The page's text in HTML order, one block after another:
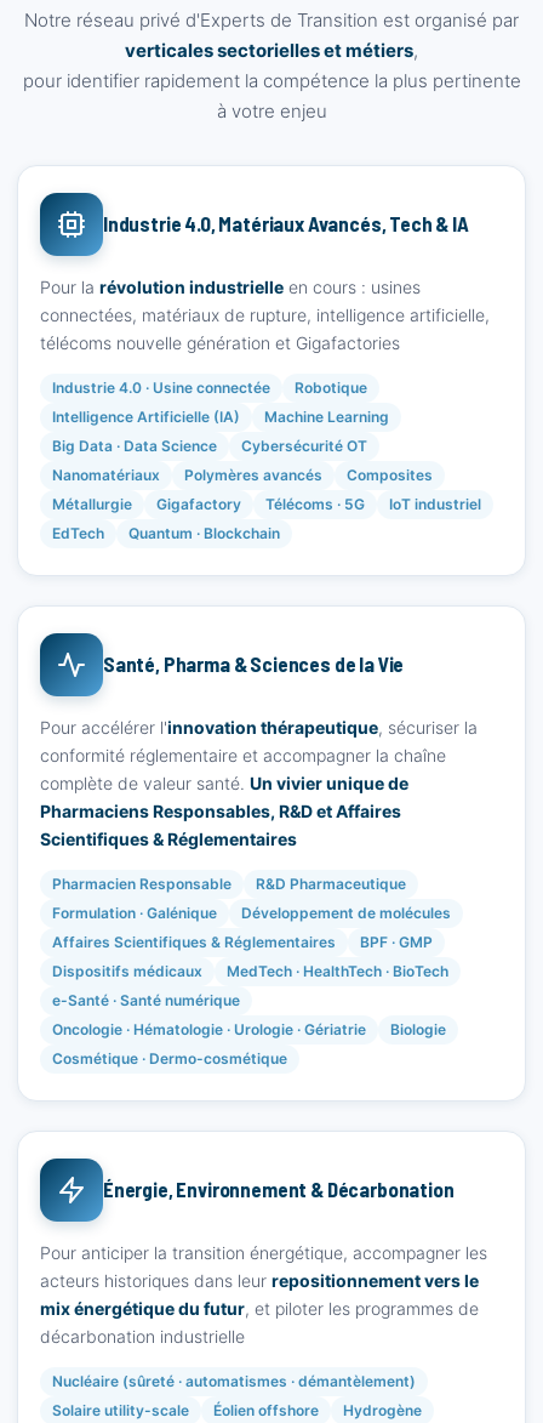
Notre réseau privé d'Experts de Transition est organisé par
verticales sectorielles et métiers,
pour identifier rapidement la compétence la plus pertinente
à votre enjeu
Industrie 4.0, Matériaux Avancés, Tech & IA
Pour la révolution industrielle en cours : usines
connectées, matériaux de rupture, intelligence artificielle,
télécoms nouvelle génération et Gigafactories
Industrie 4.0 · Usine connectée
Robotique
Intelligence Artificielle (IA)
Machine Learning
Big Data · Data Science
Cybersécurité OT
Nanomatériaux
Polymères avancés
Composites
Métallurgie
Gigafactory Télécoms · 5G
IoT industriel
EdTech
Quantum · Blockchain
Santé, Pharma & Sciences de la Vie
Pour accélérer l'innovation thérapeutique, sécuriser la
conformité réglementaire et accompagner la chaîne
complète de valeur santé. Un vivier unique de
Pharmaciens Responsables, R&D et Affaires
Scientifiques & Réglementaires
Pharmacien Responsable
R&D Pharmaceutique
Formulation · Galénique
Développement de molécules
Affaires Scientifiques & Réglementaires
BPF · GMP
Dispositifs médicaux
MedTech · HealthTech · BioTech
e-Santé · Santé numérique
Oncologie · Hématologie · Urologie · Gériatrie
Biologie
Cosmétique · Dermo-cosmétique
Énergie, Environnement & Décarbonation
Pour anticiper la transition énergétique, accompagner les
acteurs historiques dans leur repositionnement vers le
mix énergétique du futur, et piloter les programmes de
décarbonation industrielle
Nucléaire (sûreté · automatismes · démantèlement)
Solaire utility-scale
Éolien offshore
Hydrogène